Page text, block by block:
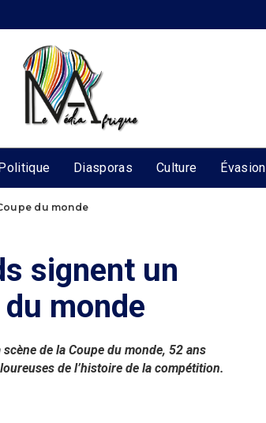
Diasporas Culture Évasion
du monde
signent un
monde
de la Coupe du monde, 52 ans
de l’histoire de la compétition.